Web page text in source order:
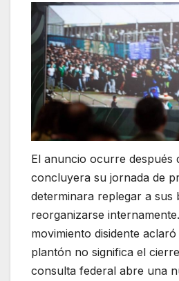
El anuncio ocurre después
concluyera su jornada de
determinara replegar a sus
reorganizarse
movimiento disidente
plantón no significa el
consulta federal abre una